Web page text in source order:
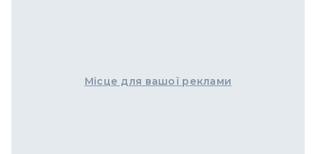
Місце для вашої реклами